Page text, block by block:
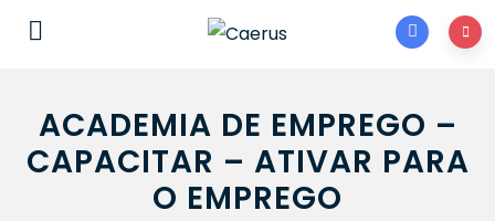
ACADEMIA DE EMPREGO –
CAPACITAR – ATIVAR PARA
O EMPREGO